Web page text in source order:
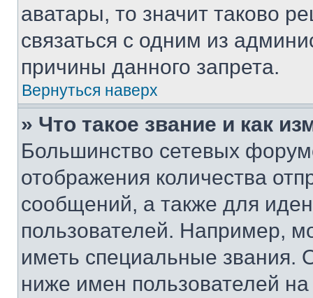
аватары, то значит таково
связаться с одним из
причины данного запрета.
Вернуться наверх
» Что такое звание и как
Большинство сетевых
отображения количества
сообщений, а также для
пользователей. Например,
иметь специальные звания.
ниже имен пользователей